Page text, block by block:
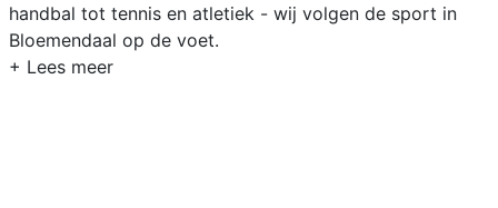
handbal tot tennis en atletiek - wij volgen de sport in
Bloemendaal op de voet.